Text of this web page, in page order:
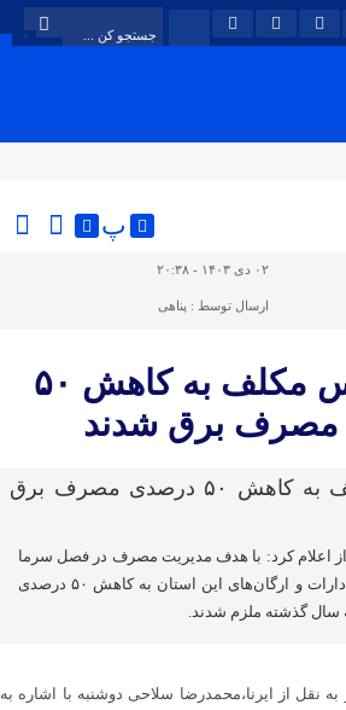
پ
۰۲ دی ۱۴۰۳ - ۲۰:۳۸
ارسال توسط : پناهی
ادارات فارس مکلف به کاهش ۵۰
برق شدند
اعلام کرد: با هدف مدیریت مصرف در فصل سرما
و جبران بخشی از ناترازی برق، ادارات و ارگان‌های این استان به کاهش ۵۰ درصدی
گذشته ملزم شدند.
نقل از ایرنا،محمدرضا سلاحی دوشنبه با اشاره به